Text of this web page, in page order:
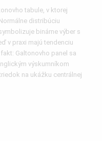
tabule, v ktorej
distribúciu
binárne výber s
v praxi majú tendenciu
Galtonovho panel sa
výskumníkom
na ukážku centrálnej